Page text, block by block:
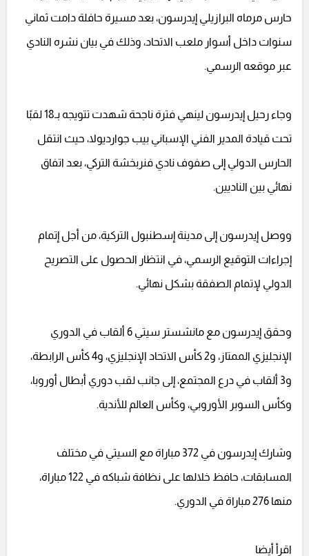
حارس مرماه البرازيلي إيدرسون، بعد مسيرة حافلة دامت ثماني
سنوات داخل أسوار ملعب الاتحاد، وذلك في بيان نشره النادي
عبر موقعه الرسمي.
وجاء رحيل إيدرسون لينهي فترة ناجحة شهدت تتويجه بـ18 لقبًا
تحت قيادة المدير الفني الإسباني بيب جوارديولا، حيث انتقل
الحارس الدولي إلى صفوف نادي فنربخشة التركي، بعد اتفاق
نهائي بين الناديين.
ووصل إيدرسون إلى مدينة إسطنبول التركية، من أجل إتمام
إجراءات التوقيع الرسمي، في انتظار الحصول على التصريح
الدولي لإتمام الصفقة بشكل نهائي.
وحقق إيدرسون مع مانشستر سيتي 6 ألقاب في الدوري
الإنجليزي الممتاز، و2 كأس الاتحاد الإنجليزي، و4 كأس الرابطة،
و3 ألقاب في درع المجتمع، إلى جانب لقب دوري أبطال أوروبا،
وكأس السوبر الأوروبي، وكأس العالم للأندية.
وشارك إيدرسون في 372 مباراة مع السيتي في مختلف
المسابقات، حافظ خلالها على نظافة شباكه في 122 مباراة،
منها 276 مباراة في الدوري.
اقرأ أيضا